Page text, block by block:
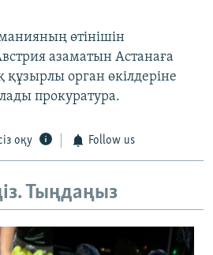
өтінішін
азаматын Астанаға
орган өкілдеріне
прокуратура.
оқу Follow us
Тыңдаңыз